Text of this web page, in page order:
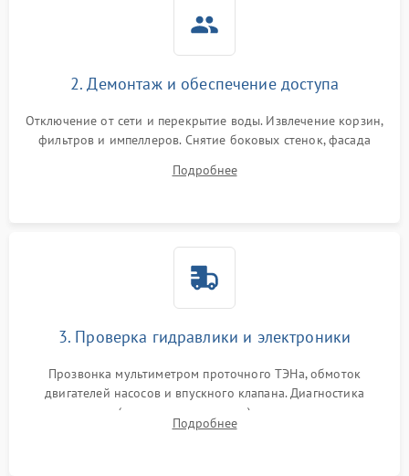
2. Демонтаж и обеспечение доступа
Отключение от сети и перекрытие воды. Извлечение корзин,
фильтров и импеллеров. Снятие боковых стенок, фасада
циркуляционному насосу, ТЭНу и сливной помпе.
Подробнее
3. Проверка гидравлики и электроники
Прозвонка мультиметром проточного ТЭНа, обмоток
двигателей насосов и впускного клапана. Диагностика
прессостата (датчика уровня воды), датчика мутности,
концевика дверцы и электронного модуля управления.
Подробнее